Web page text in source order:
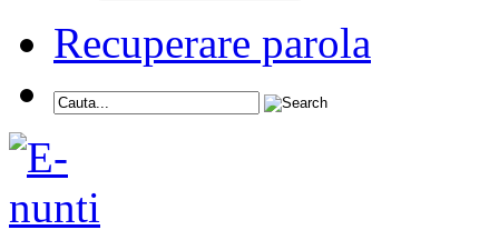
Recuperare parola